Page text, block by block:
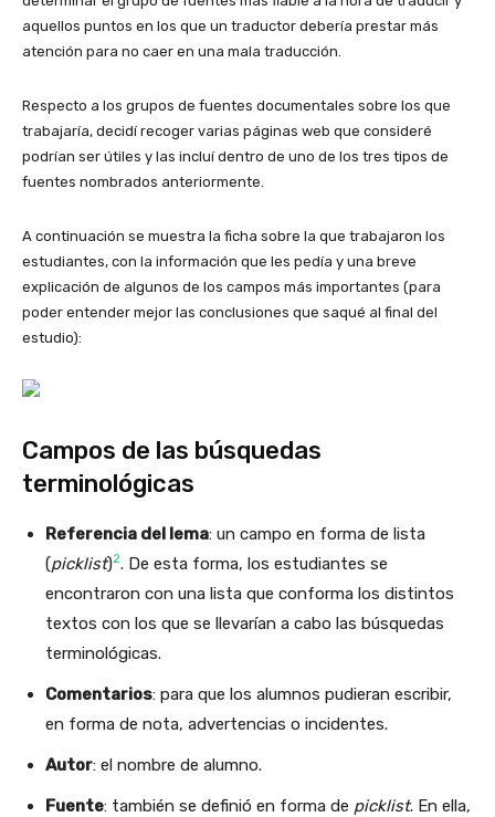
aquellos puntos en los que un traductor debería prestar más
atención para no caer en una mala traducción.
Respecto a los grupos de fuentes documentales sobre los que
trabajaría, decidí recoger varias páginas web que consideré
podrían ser útiles y las incluí dentro de uno de los tres tipos de
fuentes nombrados anteriormente.
A continuación se muestra la ficha sobre la que trabajaron los
estudiantes, con la información que les pedía y una breve
explicación de algunos de los campos más importantes (para
poder entender mejor las conclusiones que saqué al final del
estudio):
Campos de las búsquedas
terminológicas
Referencia del lema: un campo en forma de lista
(picklist)2. De esta forma, los estudiantes se
encontraron con una lista que conforma los distintos
textos con los que se llevarían a cabo las búsquedas
terminológicas.
Comentarios: para que los alumnos pudieran escribir,
en forma de nota, advertencias o incidentes.
Autor: el nombre de alumno.
Fuente: también se definió en forma de picklist. En ella,